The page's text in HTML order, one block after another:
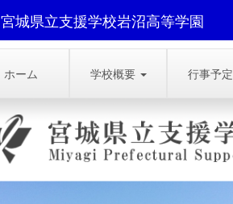
宮城県立支援学校岩沼高等学園
ホーム 学校概要 行事予定